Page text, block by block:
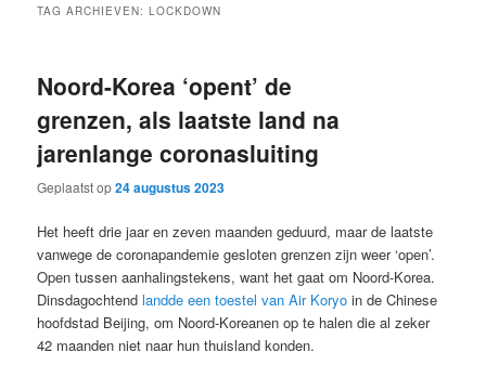
TAG ARCHIEVEN:LOCKDOWN
Noord-Korea ‘opent’ de
grenzen, als laatste land na
jarenlange coronasluiting
Geplaatst op24 augustus 2023
Het heeft drie jaar en zeven maanden geduurd, maar de laatste
vanwege de coronapandemie gesloten grenzen zijn weer ‘open’.
Open tussen aanhalingstekens, want het gaat om Noord-Korea.
Dinsdagochtendlandde een toestel van Air Koryo in de Chinese
hoofdstad Beijing, om Noord-Koreanen op te halen die al zeker
42 maanden niet naar hun thuisland konden.